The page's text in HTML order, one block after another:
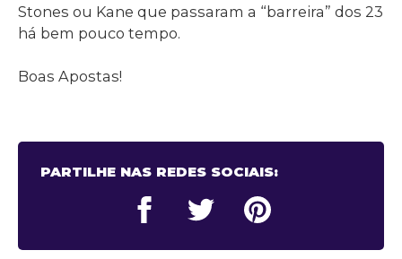
Stones ou Kane que passaram a “barreira” dos 23
há bem pouco tempo.
Boas Apostas!
PARTILHE NAS REDES SOCIAIS: